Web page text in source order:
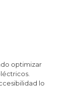
optimizar
lo